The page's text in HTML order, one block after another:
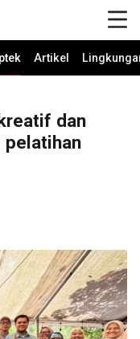
Iptek Artikel
dan
pelatihan